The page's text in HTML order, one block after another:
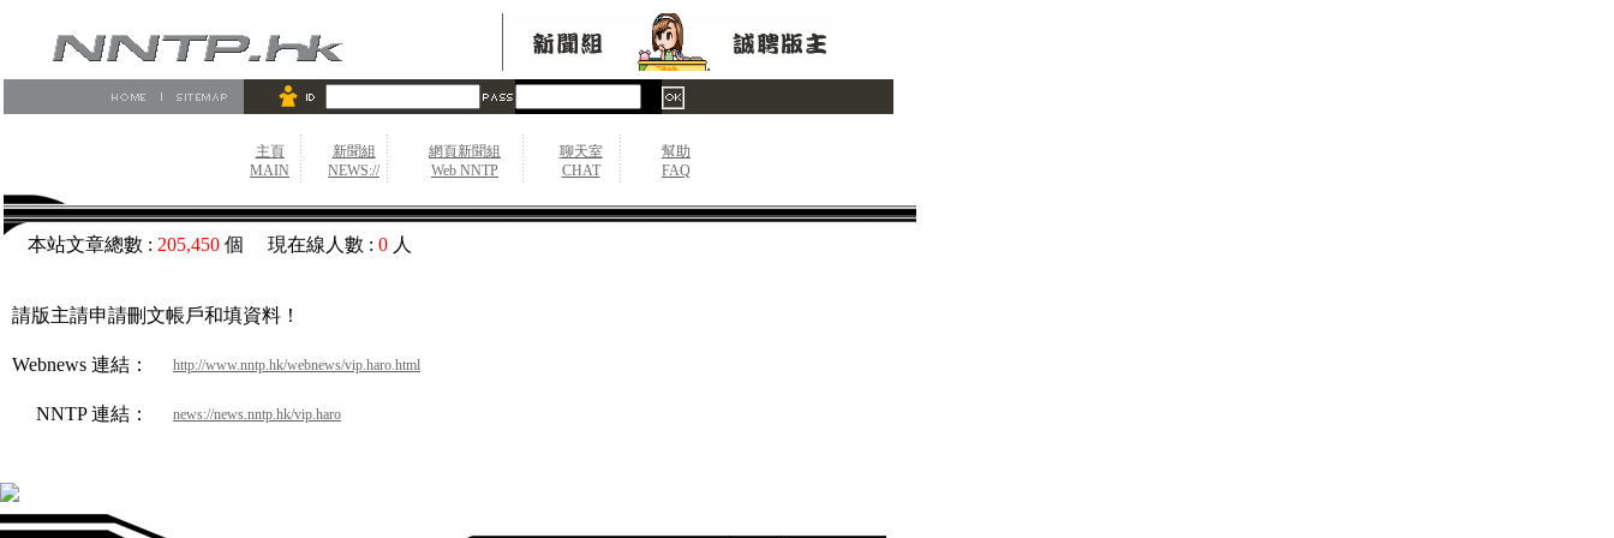
主頁
MAIN
新聞組
NEWS://
網頁新聞組
Web NNTP
聊天室
CHAT
幫助
FAQ
本站文章總數 : 205,450 個 現在線人數 : 0 人
請版主請申請刪文帳戶和填資料！
Webnews 連結： http://www.nntp.hk/webnews/vip.haro.html
NNTP 連結： news://news.nntp.hk/vip.haro